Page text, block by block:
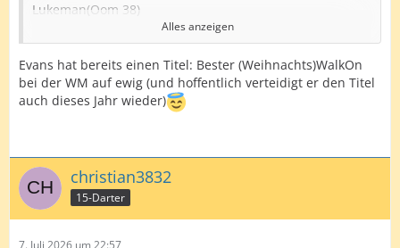
Lukeman(Oom 38)
Razma(Oom 41)
Scutt( Oom 46)
Hood( Oom 47)
Edit: Würde aber anstatt Hood Evans mit rein nehmen
Alles anzeigen
Evans hat bereits einen Titel: Bester (Weihnachts)WalkOn
bei der WM auf ewig (und hoffentlich verteidigt er den Titel
auch dieses Jahr wieder)
christian3832
15-Darter
7. Juli 2026 um 22:57